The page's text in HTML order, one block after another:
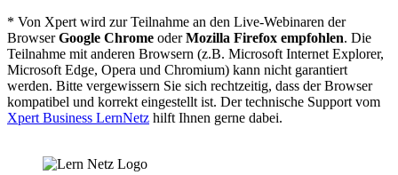
* Von Xpert wird zur Teilnahme an den Live-Webinaren der
BrowserGoogle Chrome oderMozilla Firefox empfohlen. Die
Teilnahme mit anderen Browsern (z.B. Microsoft Internet Explorer,
Microsoft Edge, Opera und Chromium) kann nicht garantiert
werden. Bitte vergewissern Sie sich rechtzeitig, dass der Browser
kompatibel und korrekt eingestellt ist. Der technische Support vom
Xpert Business LernNetz hilft Ihnen gerne dabei.